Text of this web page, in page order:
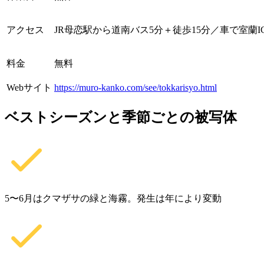
アクセス JR母恋駅から道南バス5分＋徒歩15分／車で室蘭
料金 無料
Webサイト https://muro-kanko.com/see/tokkarisyo.html
ベストシーズンと季節ごとの被写体
5〜6月はクマザサの緑と海霧。発生は年により変動